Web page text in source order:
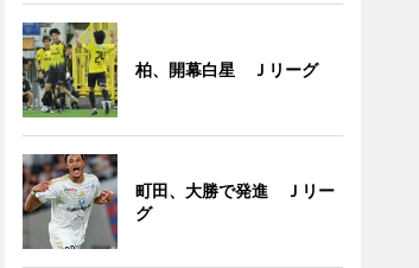
柏、開幕白星 Ｊリーグ
町田、大勝で発進 Ｊリー
グ